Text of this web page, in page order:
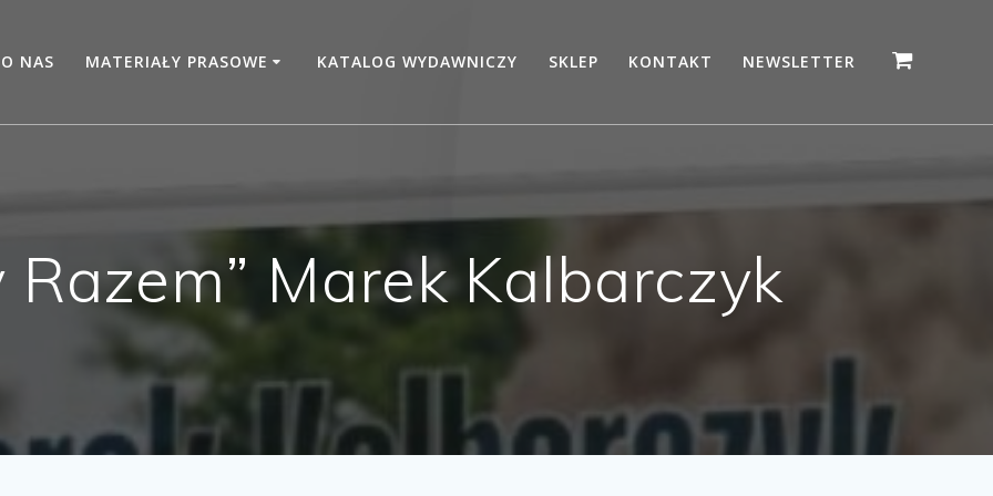
O NAS MATERIAŁY PRASOWE KATALOG WYDAWNICZY SKLEP KONTAKT NEWSLETTER
Razem” Marek Kalbarczyk